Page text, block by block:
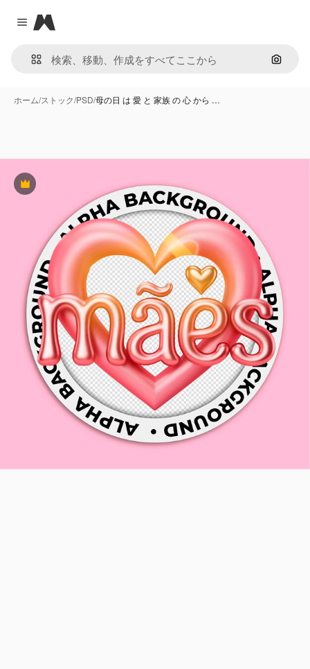
Close menu
Magnific
画像で
ホーム/ストック/PSD/母の日 は 愛 と 家族 の 心 から …
Premium